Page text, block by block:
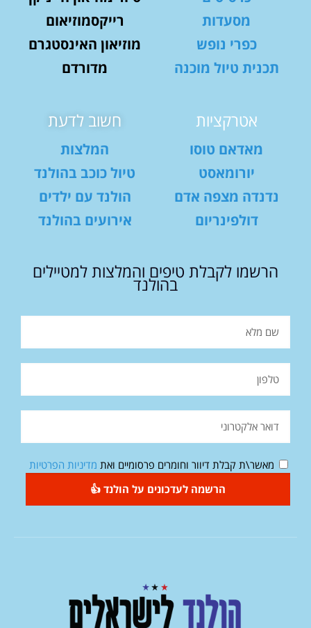
מסעדות
כפרי נופש
תכנית טיול מוכנה
רייקסמוזיאום
מוזיאון האינסטגרם
מדורדם
אטרקציות
מאדאם טוסו
יורומאסט
נדנדה מצפה אדם
דולפינריום
חשוב לדעת
המלצות
טיול כוכב בהולנד
הולנד עם ילדים
אירועים בהולנד
הרשמו לקבלת טיפים והמלצות למטיילים
בהולנד
מאשר\ת קבלת דיוור וחומרים פרסומיים ואת מדיניות הפרטיות
הרשמה לעדכונים על הולנד 👍